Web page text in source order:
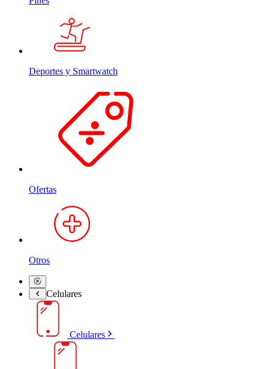
Deportes y Smartwatch
Ofertas
Otros
Celulares
Celulares